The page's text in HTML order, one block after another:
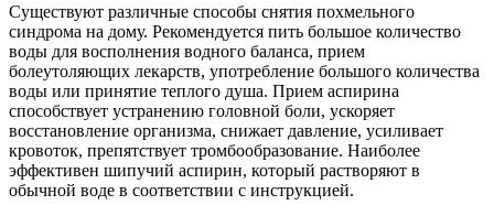
Существуют различные способы снятия похмельного
синдрома на дому. Рекомендуется пить большое количество
воды для восполнения водного баланса, прием
болеутоляющих лекарств, употребление большого количества
воды или принятие теплого душа. Прием аспирина
способствует устранению головной боли, ускоряет
восстановление организма, снижает давление, усиливает
кровоток, препятствует тромбообразование. Наиболее
эффективен шипучий аспирин, который растворяют в
обычной воде в соответствии с инструкцией.